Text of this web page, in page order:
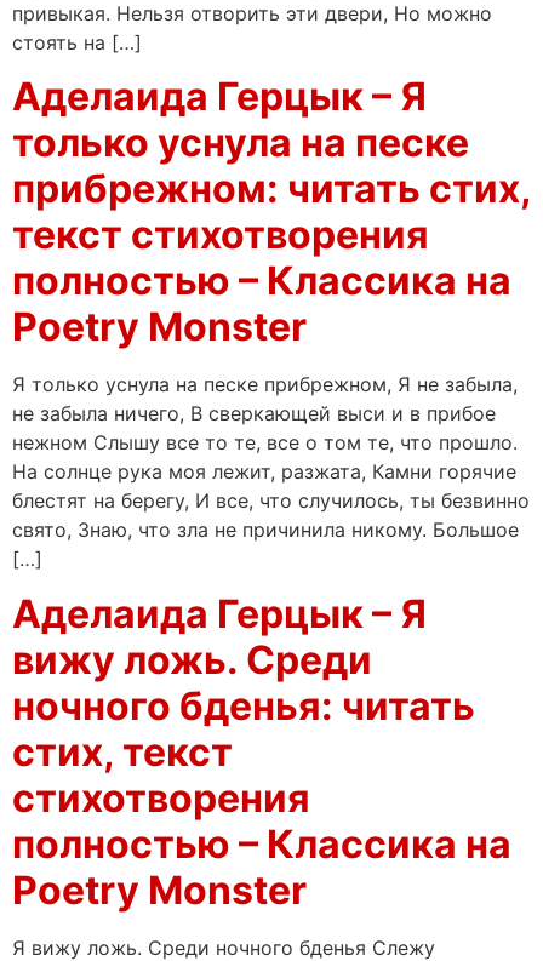
привыкая. Нельзя отворить эти двери, Но можно
стоять на […]
Аделаида Герцык – Я
только уснула на песке
прибрежном: читать стих,
текст стихотворения
полностью – Классика на
Poetry Monster
Я только уснула на песке прибрежном, Я не забыла,
не забыла ничего, В сверкающей выси и в прибое
нежном Слышу все то те, все о том те, что прошло.
На солнце рука моя лежит, разжата, Камни горячие
блестят на берегу, И все, что случилось, ты безвинно
свято, Знаю, что зла не причинила никому. Большое
[…]
Аделаида Герцык – Я
вижу ложь. Среди
ночного бденья: читать
стих, текст
стихотворения
полностью – Классика на
Poetry Monster
Я вижу ложь. Среди ночного бденья Слежу